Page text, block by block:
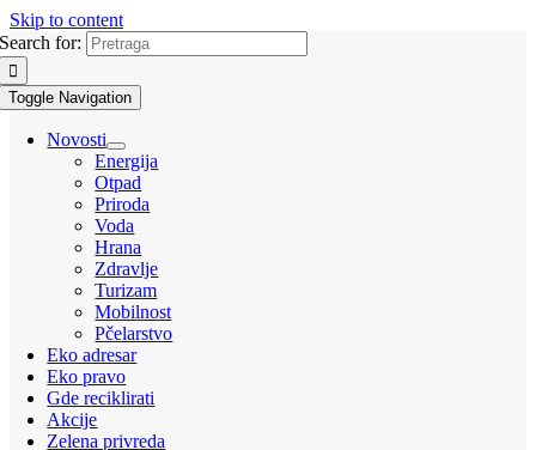
Skip to content
Search for:
Toggle Navigation
Novosti
Energija
Otpad
Priroda
Voda
Hrana
Zdravlje
Turizam
Mobilnost
Pčelarstvo
Eko adresar
Eko pravo
Gde reciklirati
Akcije
Zelena privreda